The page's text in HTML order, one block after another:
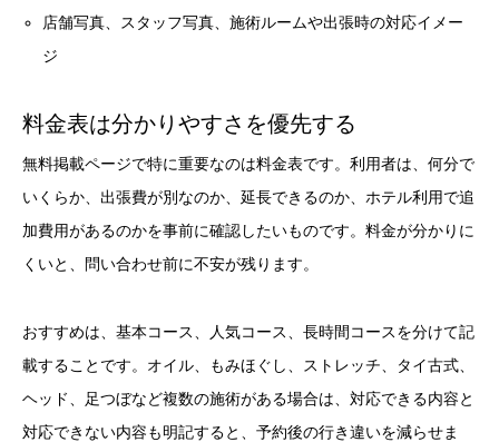
店舗写真、スタッフ写真、施術ルームや出張時の対応イメー
ジ
料金表は分かりやすさを優先する
無料掲載ページで特に重要なのは料金表です。利用者は、何分で
いくらか、出張費が別なのか、延長できるのか、ホテル利用で追
加費用があるのかを事前に確認したいものです。料金が分かりに
くいと、問い合わせ前に不安が残ります。
おすすめは、基本コース、人気コース、長時間コースを分けて記
載することです。オイル、もみほぐし、ストレッチ、タイ古式、
ヘッド、足つぼなど複数の施術がある場合は、対応できる内容と
対応できない内容も明記すると、予約後の行き違いを減らせま